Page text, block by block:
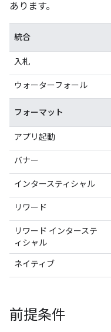
あります。
統合
入札
ウォーターフォール
フォーマット
アプリ起動
バナー
インタースティシャル
リワード
リワード インターステ
ィシャル
ネイティブ
前提条件